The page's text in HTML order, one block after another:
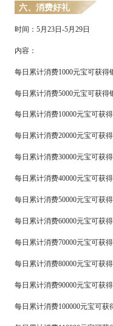
六、消费好礼
时间： 5月23日-5月29日
内容：
每日累计消费1000元宝可获得
每日累计消费5000元宝可获得
每日累计消费10000元宝可获
每日累计消费20000元宝可获
每日累计消费30000元宝可获
每日累计消费40000元宝可获
每日累计消费50000元宝可获
每日累计消费60000元宝可获
每日累计消费70000元宝可获
每日累计消费80000元宝可获
每日累计消费90000元宝可获
每日累计消费100000元宝可获